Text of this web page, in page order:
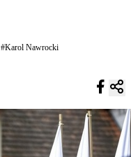
#Karol Nawrocki